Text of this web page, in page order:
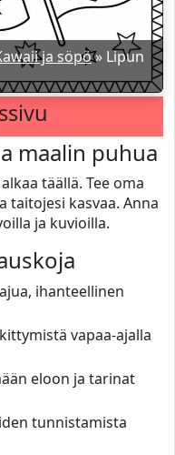
ja söpö» Lipun
maalin puhua
täällä. Tee oma
taitojesi kasvaa. Anna
ja kuvioilla.
ihanteellinen
vapaa-ajalla
eloon ja tarinat
tunnistamista